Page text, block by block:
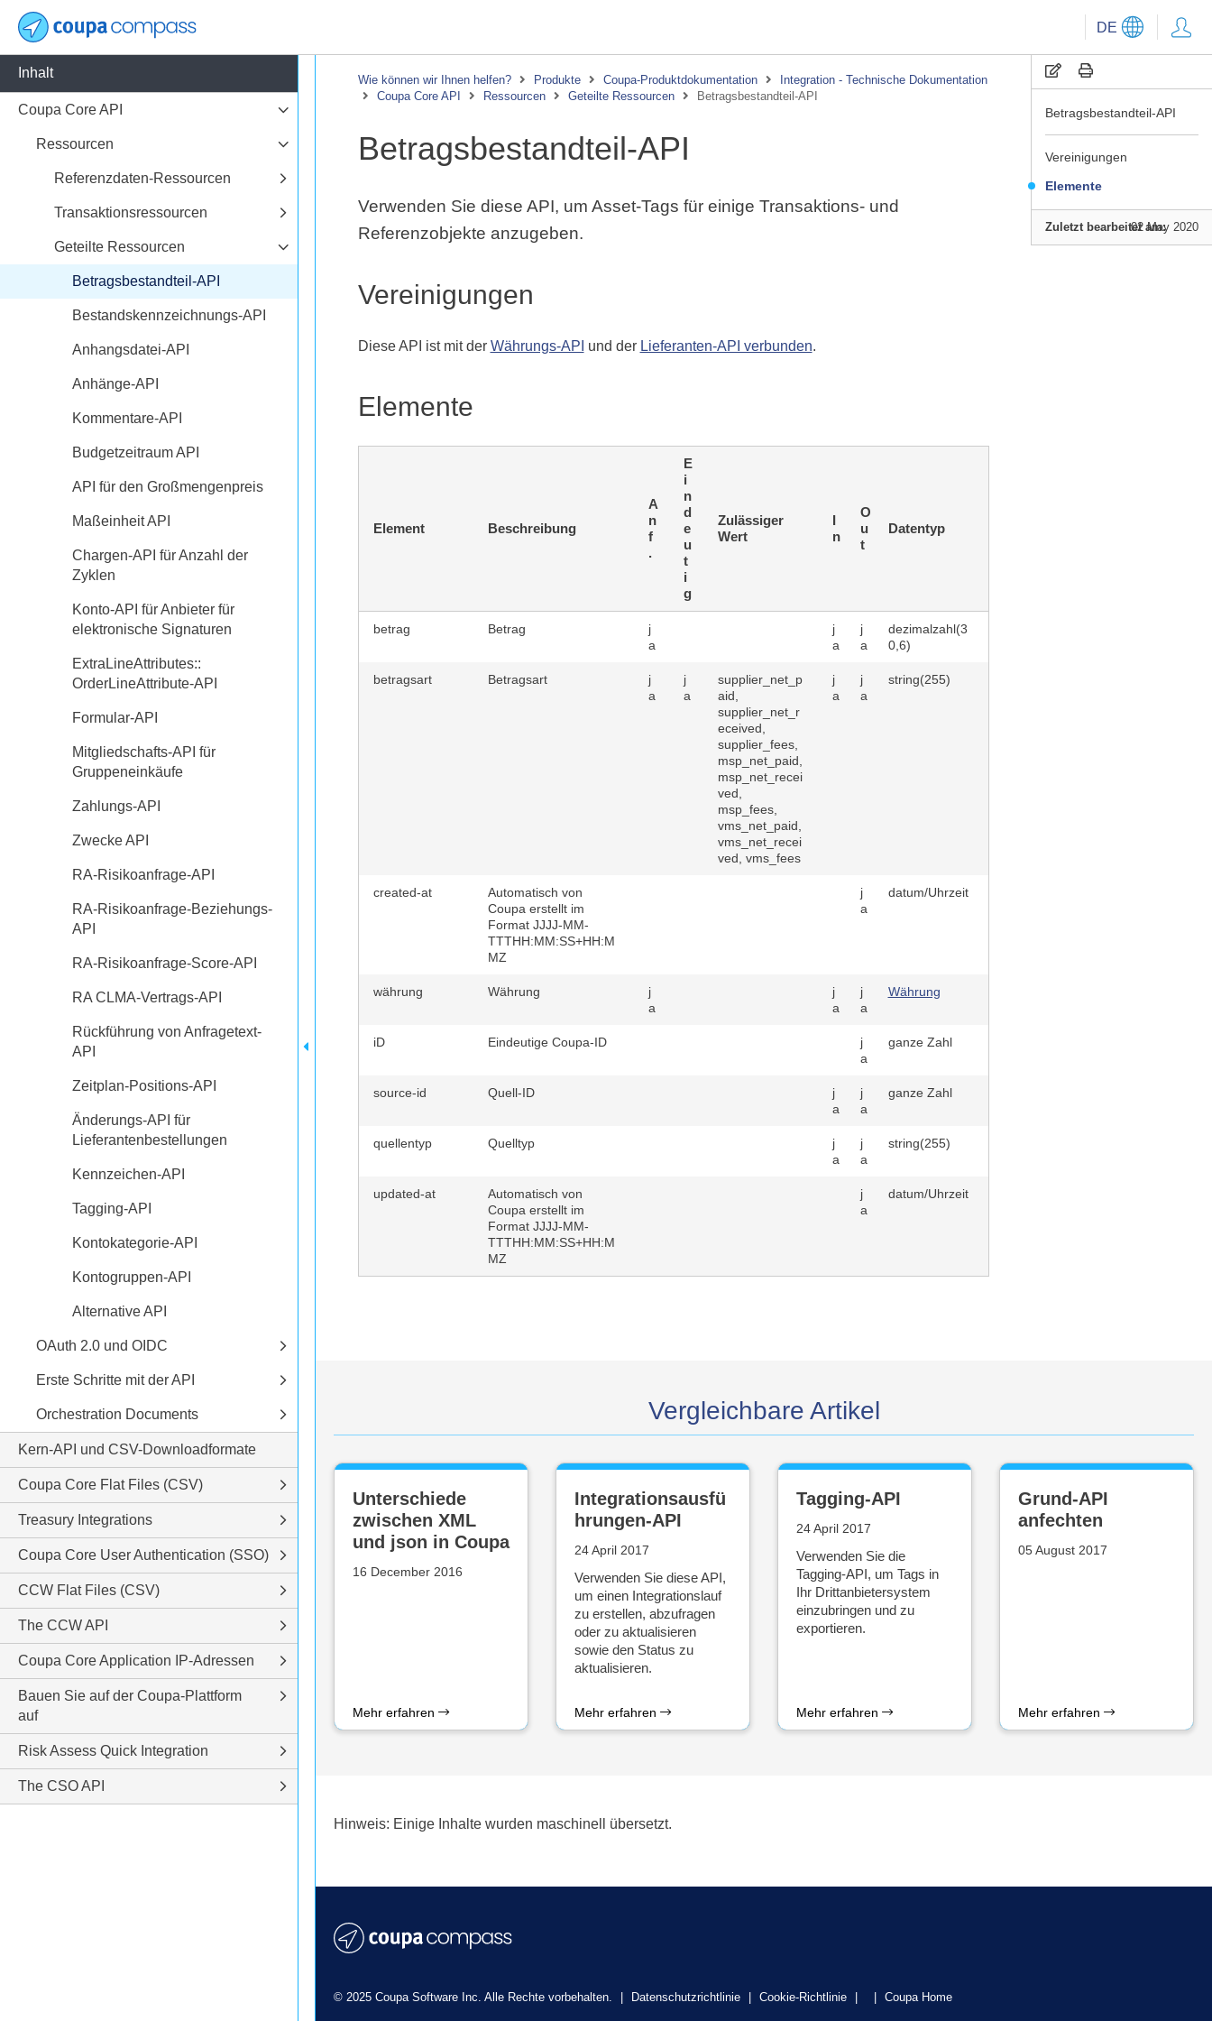
DE
Betragsbestandteil-API
Vereinigungen
Elemente
Zuletzt bearbeitet am:02 May 2020
Wie können wir Ihnen helfen? Produkte Coupa-Produktdokumentation
Integration - Technische Dokumentation
Coupa Core API
Ressourcen Geteilte Ressourcen Betragsbestandteil-API
Betragsbestandteil-API
Verwenden Sie diese API, um Asset-Tags für einige Transaktions- und
Referenzobjekte anzugeben.
Vereinigungen
Diese API ist mit der Währungs-API und der Lieferanten-API verbunden.
Elemente
Element Beschreibung
A
n
f
.
E
i
n
d
e
u
t
i
g
Zulässiger
Wert
I
n
O
u
t
Datentyp
betrag Betrag
j
a
j
a
j
a
dezimalzahl(3
0,6)
betragsart Betragsart
j
a
j
a
supplier_net_p
aid,
supplier_net_r
eceived,
supplier_fees,
msp_net_paid,
msp_net_recei
ved,
msp_fees,
vms_net_paid,
vms_net_recei
ved, vms_fees
j
a
j
a
string(255)
created-at
Automatisch von
Coupa erstellt im
Format JJJJ-MM-
TTTHH:MM:SS+HH:M
MZ
j
a
datum/Uhrzeit
währung Währung
j
a
j
a
j
a
Währung
iD Eindeutige Coupa-ID
j
a
ganze Zahl
source-id Quell-ID
j
a
j
a
ganze Zahl
quellentyp Quelltyp
j
a
j
a
string(255)
updated-at
Automatisch von
Coupa erstellt im
Format JJJJ-MM-
TTTHH:MM:SS+HH:M
MZ
j
a
datum/Uhrzeit
Vergleichbare Artikel
Unterschiede
zwischen XML
und json in Coupa
16 December 2016
Mehr erfahren
Integrationsausfü
hrungen-API
24 April 2017
Verwenden Sie diese API,
um einen Integrationslauf
zu erstellen, abzufragen
oder zu aktualisieren
sowie den Status zu
aktualisieren.
Mehr erfahren
Tagging-API
24 April 2017
Verwenden Sie die
Tagging-API, um Tags in
Ihr Drittanbietersystem
einzubringen und zu
exportieren.
Mehr erfahren
Grund-API
anfechten
05 August 2017
Mehr erfahren
Inhalt
Coupa Core API
Ressourcen
Referenzdaten-Ressourcen
Transaktionsressourcen
Geteilte Ressourcen
Betragsbestandteil-API
Bestandskennzeichnungs-API
Anhangsdatei-API
Anhänge-API
Kommentare-API
Budgetzeitraum API
API für den Großmengenpreis
Maßeinheit API
Chargen-API für Anzahl der
Zyklen
Konto-API für Anbieter für
elektronische Signaturen
ExtraLineAttributes::
OrderLineAttribute-API
Formular-API
Mitgliedschafts-API für
Gruppeneinkäufe
Zahlungs-API
Zwecke API
RA-Risikoanfrage-API
RA-Risikoanfrage-Beziehungs-
API
RA-Risikoanfrage-Score-API
RA CLMA-Vertrags-API
Rückführung von Anfragetext-
API
Zeitplan-Positions-API
Änderungs-API für
Lieferantenbestellungen
Kennzeichen-API
Tagging-API
Kontokategorie-API
Kontogruppen-API
Alternative API
OAuth 2.0 und OIDC
Erste Schritte mit der API
Orchestration Documents
Kern-API und CSV-Downloadformate
Coupa Core Flat Files (CSV)
Treasury Integrations
Coupa Core User Authentication (SSO)
CCW Flat Files (CSV)
The CCW API
Coupa Core Application IP-Adressen
Bauen Sie auf der Coupa-Plattform
auf
Risk Assess Quick Integration
The CSO API
Hinweis: Einige Inhalte wurden maschinell übersetzt.
© 2025 Coupa Software Inc. Alle Rechte vorbehalten. Datenschutzrichtlinie Cookie-Richtlinie Coupa Home